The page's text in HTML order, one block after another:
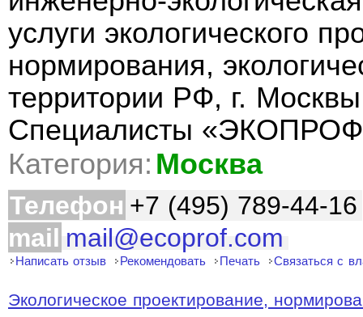
услуги экологического
нормирования,
территории РФ, г.
Специалисты
Категория: Москва
Телефон +7 (495) 789-44-16
mail mail@ecoprof.com
Написать отзыв Рекомендовать Печать Связаться с
Экологическое проектирование,